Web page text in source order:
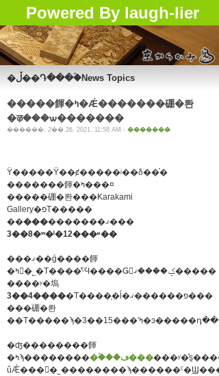
Powered By laugh-lier
�ڵ��Դ���ۡ�News Topics
�����餫�ߤ�Ǽ�������硼�롼
�ऴ���ѡ�������
������, 2�� 26, 2021, 11:58 AM - �������
Ÿ�����Ÿ��ȼ�����ʲ��δ��֡�
�������餫�ߤ���¤
�����硼�롼���Karakami
Gallery�פΤ�����
�����
�������ޤ���
3��8�ʷ�ˡ�12���ʶ��
���ޤ��ǵ����餫
�ߤ򤴴�˾�Τ����ͤˤϤ����Ǥ򤪳ݤ����ޤ�����
����ʸ�塢
3��4����
�Τ����֤�ĺ�פ������ޤ���
���硼�롼
�ʤ��������餫
�ߤϡ��������
�ۡ���ڡ���